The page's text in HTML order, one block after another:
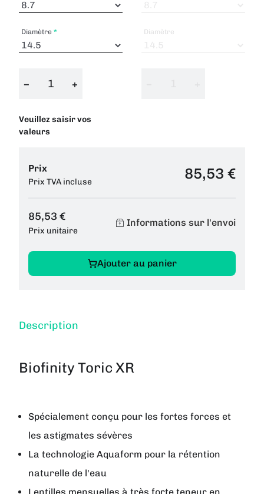
Diamètre
− +
Veuillez saisir vos
valeurs
Diamètre
Prix
Prix TVA incluse 85,53 €
85,53 €
Prix unitaire
Informations sur l'envoi
Ajouter au panier
Description
Biofinity Toric XR
Spécialement conçu pour les fortes forces et
les astigmates sévères
La technologie Aquaform pour la rétention
naturelle de l'eau